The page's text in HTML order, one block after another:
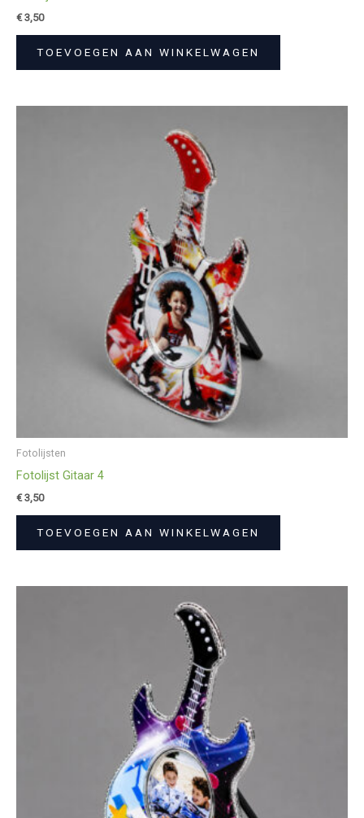
€3,50
TOEVOEGEN AAN WINKELWAGEN
Fotolijsten
Fotolijst Gitaar 4
€3,50
TOEVOEGEN AAN WINKELWAGEN